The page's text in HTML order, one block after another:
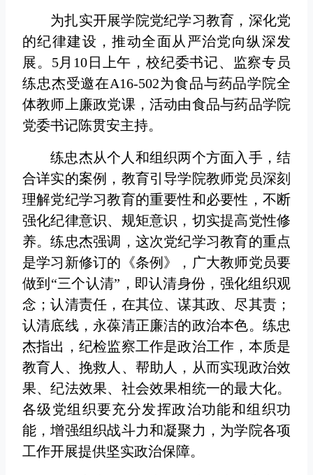
为扎实开展学院党纪学习教育，深化党
的纪律建设，推动全面从严治党向纵深发
展。5月10日上午，校纪委书记、监察专员
练忠杰受邀在A16-502为食品与药品学院全
体教师上廉政党课，活动由食品与药品学院
党委书记陈贯安主持。
练忠杰从个人和组织两个方面入手，结
合详实的案例，教育引导学院教师党员深刻
理解党纪学习教育的重要性和必要性，不断
强化纪律意识、规矩意识，切实提高党性修
养。练忠杰强调，这次党纪学习教育的重点
是学习新修订的《条例》，广大教师党员要
做到“三个认清”，即认清身份，强化组织观
念；认清责任，在其位、谋其政、尽其责；
认清底线，永葆清正廉洁的政治本色。练忠
杰指出，纪检监察工作是政治工作，本质是
教育人、挽救人、帮助人，从而实现政治效
果、纪法效果、社会效果相统一的最大化。
各级党组织要充分发挥政治功能和组织功
能，增强组织战斗力和凝聚力，为学院各项
工作开展提供坚实政治保障。